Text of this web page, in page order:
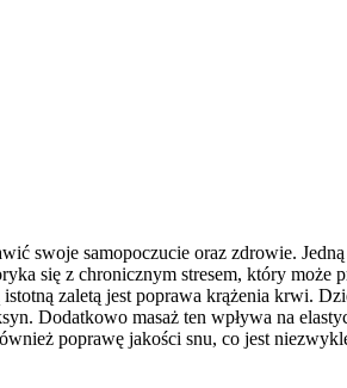
swoje samopoczucie oraz zdrowie.
się z chronicznym stresem, który
zaletą jest poprawa krążenia krwi.
Dodatkowo masaż ten wpływa na
poprawę jakości snu, co jest